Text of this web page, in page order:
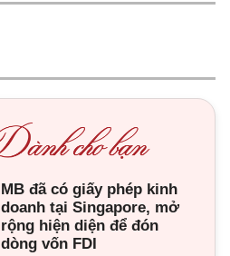
MB đã có giấy phép kinh
doanh tại Singapore, mở
rộng hiện diện để đón
dòng vốn FDI